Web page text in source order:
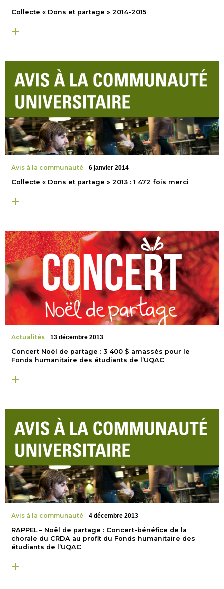
Collecte « Dons et partage » 2014-2015
Avis à la communauté 6 janvier 2014
Collecte « Dons et partage » 2013 : 1 472 fois merci
Actualités 13 décembre 2013
Concert Noël de partage : 3 400 $ amassés pour le
Fonds humanitaire des étudiants de l’UQAC
Avis à la communauté 4 décembre 2013
RAPPEL – Noël de partage : Concert-bénéfice de la
chorale du CRDA au profit du Fonds humanitaire des
étudiants de l’UQAC